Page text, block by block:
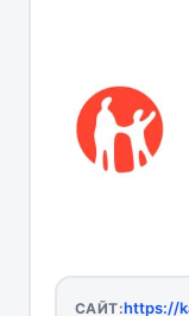
САЙТ:https://